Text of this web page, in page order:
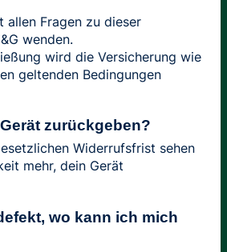
allen Fragen zu dieser
wenden.
wird die Versicherung wie
geltenden Bedingungen
zurückgeben?
Widerrufsfrist sehen
mehr, dein Gerät
wo kann ich mich